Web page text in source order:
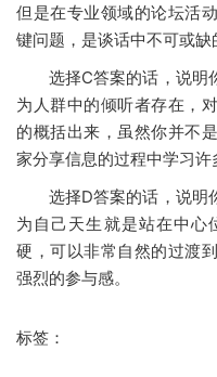
但是在专业领域的论坛活
键问题，是谈话中不可或缺
选择C答案的话，说明
为人群中的倾听者存在，
的概括出来，虽然你并不
家分享信息的过程中学习许
选择D答案的话，说明
为自己天生就是站在中心
硬，可以非常自然的过渡
强烈的参与感。
标签：